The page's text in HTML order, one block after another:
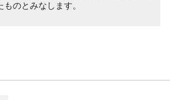
のとみなします。